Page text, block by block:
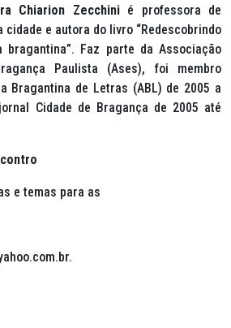
Chiarion Zecchinié professora de
cidade e autora do livro “Redescobrindo
Faz parte da Associação
Paulista (Ases), foi membro
Bragantina de Letras (ABL) de 2005 a
Cidade de Bragança de 2005 até
e temas para as